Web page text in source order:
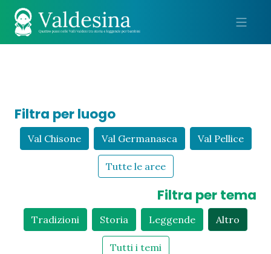
Filtra per luogo
Val Chisone Val Germanasca Val Pellice
Tutte le aree
Filtra per tema
Tradizioni Storia Leggende Altro
Tutti i temi